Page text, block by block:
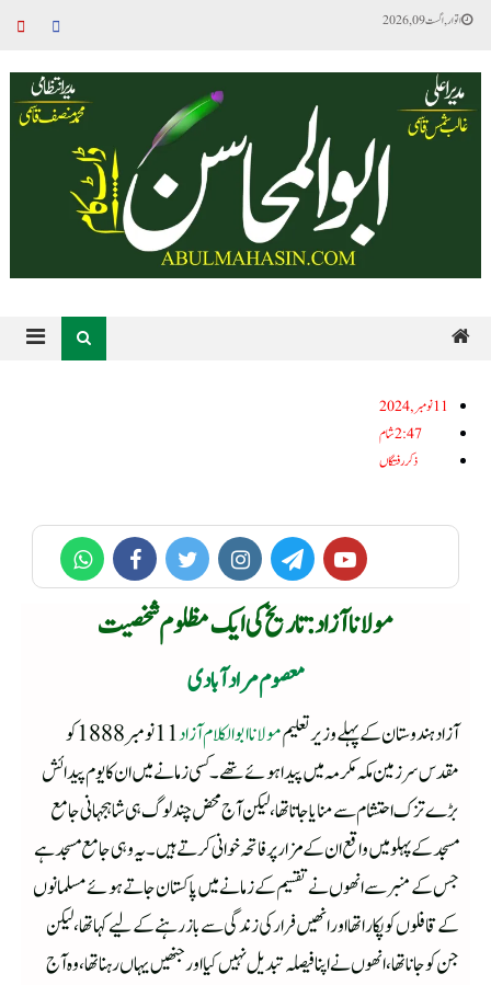
اتوار, اگست 09, 2026
11نومبر, 2024
2:47 شام
ذکر رفتگاں
مولانا آزاد : تاریخ کی ایک مظلوم شخصیت
معصوم مرادآبادی
آزاد ہندوستان کے پہلے وزیرتعلیممولانا ابوالکلام آزاد
11 نومبر 1888 کو
مقدس سرزمین مکہ مکرمہ میں پیدا ہوئے تھے۔ کسی زمانے میں ان کا یوم پیدائش
بڑے تزک احتشام سے منایا جاتا تھا، لیکن آج محض چند لوگ ہی شاہجہانی جامع
مسجد کے پہلو میں واقع ان کے مزار پر فاتحہ خوانی کرتے ہیں۔ یہ وہی جامع مسجد ہے
جس کے منبر سے انھوں نے تقسیم کے زمانے میں پاکستان جاتے ہوئے مسلمانوں
کے قافلوں کو پکارا تھا اور انھیں فرار کی زندگی سے باز رہنے کے لیے کہا تھا، لیکن
جن کو جانا تھا، انھوں نے اپنا فیصلہ تبدیل نہیں کیا اور جنھیں یہاں رہنا تھا، وہ آج